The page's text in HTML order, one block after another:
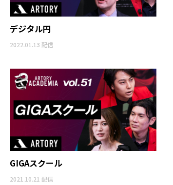
デジタル円
2022.01.13 配信
GIGAスクール
2021.10.21 配信